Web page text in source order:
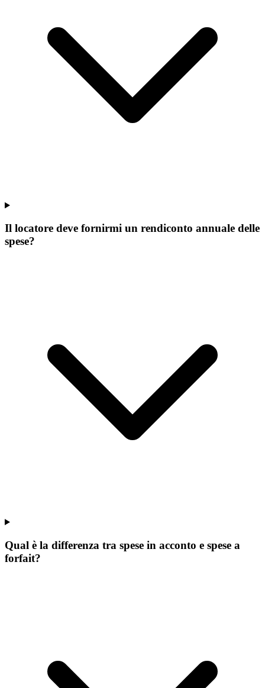
Il locatore deve fornirmi un rendiconto annuale delle
spese?
Qual è la differenza tra spese in acconto e spese a
forfait?